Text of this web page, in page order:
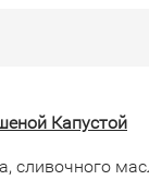
Капустой
сливочного